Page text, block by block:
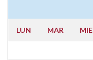
LUN MAR MIE